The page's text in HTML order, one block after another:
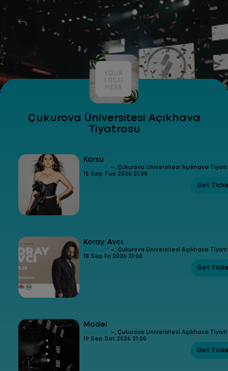
EN
Çukurova Üniversitesi Açıkhava
Tiyatrosu
Karsu
-Çukurova Üniversitesi Açıkhava
15 Sep Tue 2026 21:00
Get
Koray Avcı
-Çukurova Üniversitesi Açıkhava
18 Sep Fri 2026 21:00
Get
Model
Concert -Çukurova Üniversitesi Açıkhava
19 Sep Sat 2026 21:00
Get